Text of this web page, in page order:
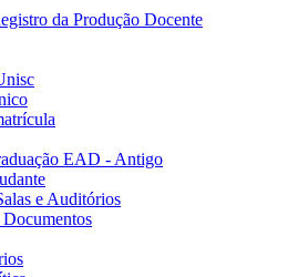
da Produção Docente
EAD - Antigo
e Auditórios